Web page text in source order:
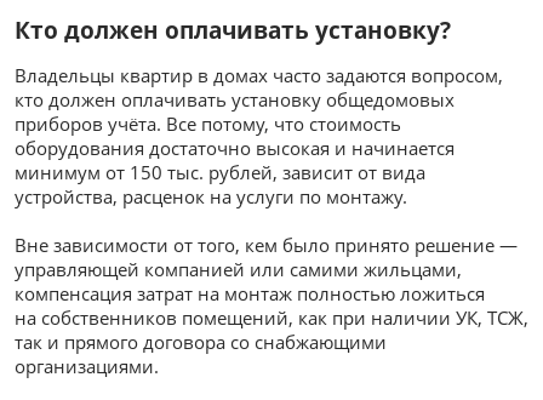
Кто должен оплачивать установку?
Владельцы квартир в домах часто задаются вопросом,
кто должен оплачивать установку общедомовых
приборов учёта. Все потому, что стоимость
оборудования достаточно высокая и начинается
минимум от 150 тыс. рублей, зависит от вида
устройства, расценок на услуги по монтажу.
Вне зависимости от того, кем было принято решение —
управляющей компанией или самими жильцами,
компенсация затрат на монтаж полностью ложиться
на собственников помещений, как при наличии УК, ТСЖ,
так и прямого договора со снабжающими
организациями.